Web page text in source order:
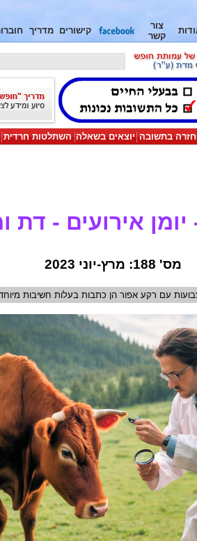
צור
קשר
קישורים מדריך
בתשובה יוצאים בשאלה השתלטות חרדית
אירועים - דת
מס' 188: מרץ-יוני 2023
עם רקע אפור הן כתבות בעלות חשיבות